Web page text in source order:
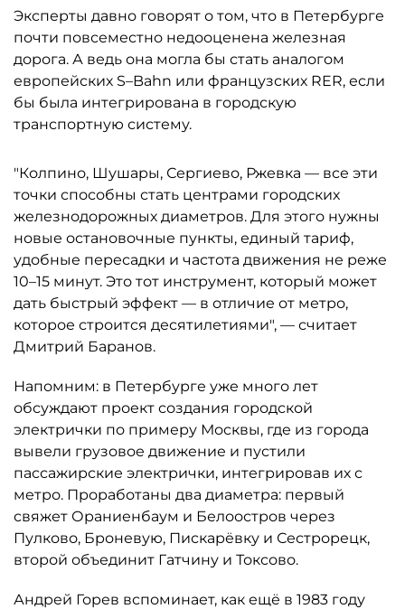
Эксперты давно говорят о том, что в Петербурге
почти повсеместно недооценена железная
дорога. А ведь она могла бы стать аналогом
европейских S–Bahn или французских RER, если
бы была интегрирована в городскую
транспортную систему.
"Колпино, Шушары, Сергиево, Ржевка — все эти
точки способны стать центрами городских
железнодорожных диаметров. Для этого нужны
новые остановочные пункты, единый тариф,
удобные пересадки и частота движения не реже
10–15 минут. Это тот инструмент, который может
дать быстрый эффект — в отличие от метро,
которое строится десятилетиями", — считает
Дмитрий Баранов.
Напомним: в Петербурге уже много лет
обсуждают проект создания городской
электрички по примеру Москвы, где из города
вывели грузовое движение и пустили
пассажирские электрички, интегрировав их с
метро. Проработаны два диаметра: первый
свяжет Ораниенбаум и Белоостров через
Пулково, Броневую, Пискарёвку и Сестрорецк,
второй объединит Гатчину и Токсово.
Андрей Горев вспоминает, как ещё в 1983 году